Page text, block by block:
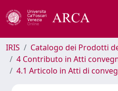
IRIS
Catalogo dei Prodotti
4 Contributo in Atti
4.1 Articolo in Atti di